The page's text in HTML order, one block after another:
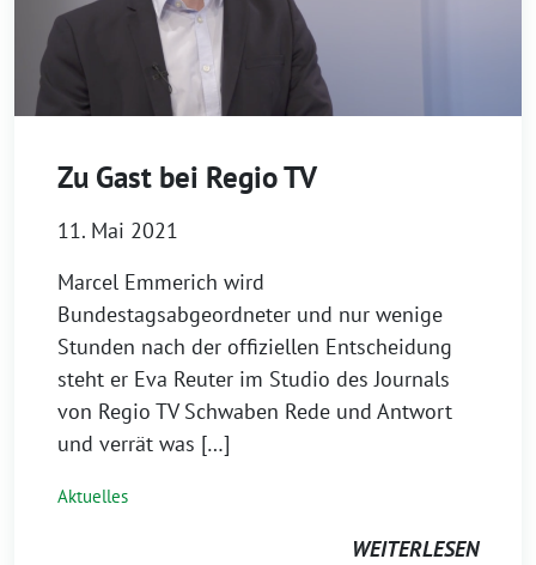
Zu Gast bei Regio TV
11. Mai 2021
Marcel Emmerich wird
Bundestagsabgeordneter und nur wenige
Stunden nach der offiziellen Entscheidung
steht er Eva Reuter im Studio des Journals
von Regio TV Schwaben Rede und Antwort
und verrät was […]
Aktuelles
WEITERLESEN